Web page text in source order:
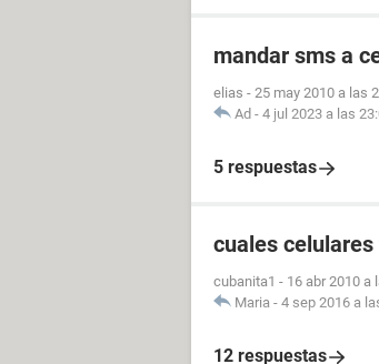
mandar sms a
elias - 25 may 2010 a las
Ad - 4 jul 2023 a las
5 respuestas
cuales
cubanita1 - 16 abr 2010 a
Maria - 4 sep 2016 a
12 respuestas